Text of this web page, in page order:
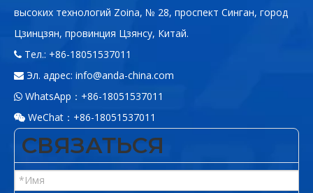
высоких технологий Zoina, № 28, проспект Синган, город
Цзинцзян, провинция Цзянсу, Китай.
 Тел.: +86-18051537011
 Эл. адрес: info@anda-china.com
 WhatsApp：+86-18051537011
 WeChat：+86-18051537011
СВЯЗАТЬСЯ